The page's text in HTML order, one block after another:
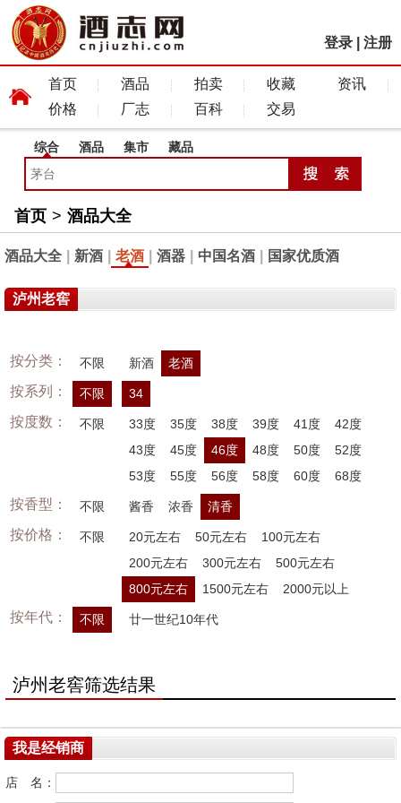
登录 注册
首页 酒品 拍卖 收藏
资讯
价格
厂志 百科 交易
综合 酒品 集市 藏品
首页 > 酒品大全
酒品大全 新酒 老酒 酒器 中国名酒 国家优质酒
泸州老窖
按分类： 不限 新酒 老酒
按系列： 不限 34
按度数： 不限 33度 35度 38度 39度 41度
42度
43度
45度 46度 48度 50度
52度
53度
55度 56度 58度 60度 68度
按香型： 不限 酱香 浓香 清香
按价格： 不限 20元左右 50元左右
100元左右
200元左右
300元左右
500元左右
800元左右
1500元左右 2000元以上
按年代： 不限 廿一世纪10年代
泸州老窖筛选结果
我是经销商
店 名：